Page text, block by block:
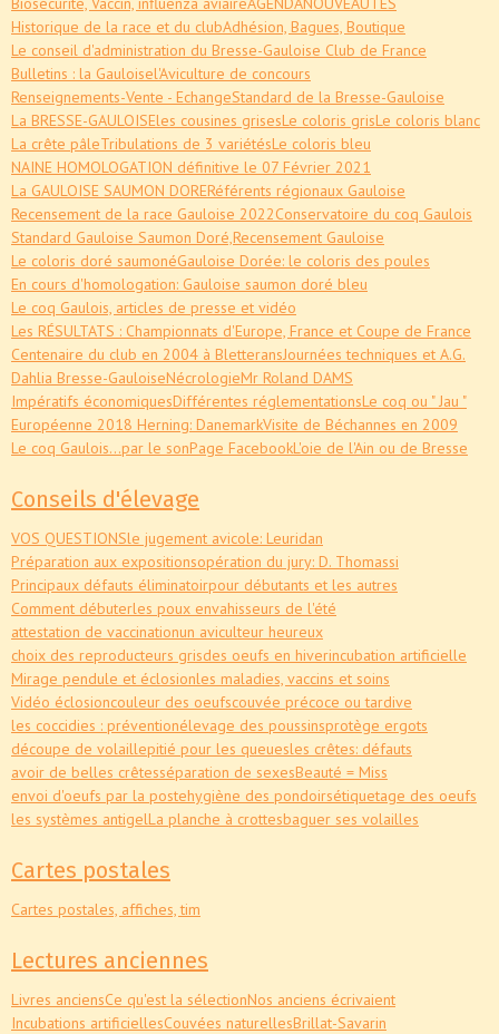
Historique de la race et du clubAdhésion, Bagues, Boutique
Le conseil d'administration du Bresse-Gauloise Club de France
Bulletins : la Gauloisel'Aviculture de concours
Renseignements-Vente - EchangeStandard de la Bresse-Gauloise
La BRESSE-GAULOISEles cousines grisesLe coloris grisLe coloris blanc
La crête pâleTribulations de 3 variétésLe coloris bleu
NAINE HOMOLOGATION définitive le 07 Février 2021
La GAULOISE SAUMON DORERéférents régionaux Gauloise
Recensement de la race Gauloise 2022Conservatoire du coq Gaulois
Standard Gauloise Saumon Doré, Recensement Gauloise
Le coloris doré saumonéGauloise Dorée: le coloris des poules
En cours d'homologation: Gauloise saumon doré bleu
Le coq Gaulois, articles de presse et vidéo
Les RÉSULTATS : Championnats d'Europe, France et Coupe de France
Centenaire du club en 2004 à BletteransJournées techniques et A.G.
Dahlia Bresse-GauloiseNécrologieMr Roland DAMS
Impératifs économiquesDifférentes réglementationsLe coq ou " Jau "
Européenne 2018 Herning: DanemarkVisite de Béchannes en 2009
Le coq Gaulois...par le sonPage FacebookL'oie de l'Ain ou de Bresse
Conseils d'élevage
VOS QUESTIONSle jugement avicole: Leuridan
Préparation aux expositionsopération du jury: D. Thomassi
Principaux défauts éliminatoirpour débutants et les autres
Comment débuterles poux envahisseurs de l'été
attestation de vaccinationun aviculteur heureux
choix des reproducteurs grisdes oeufs en hiverincubation artificielle
Mirage pendule et éclosionles maladies, vaccins et soins
Vidéo éclosioncouleur des oeufscouvée précoce ou tardive
les coccidies : préventionélevage des poussinsprotège ergots
découpe de volaillepitié pour les queuesles crêtes: défauts
avoir de belles crêtesséparation de sexesBeauté = Miss
envoi d'oeufs par la postehygiène des pondoirsétiquetage des oeufs
les systèmes antigelLa planche à crottesbaguer ses volailles
Cartes postales
Cartes postales, affiches, tim
Lectures anciennes
Livres anciensCe qu'est la sélectionNos anciens écrivaient
Incubations artificiellesCouvées naturellesBrillat-Savarin